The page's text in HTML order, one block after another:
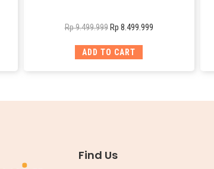
Rp9.499.999 Rp 8.499.999
ADD TO CART
Find Us